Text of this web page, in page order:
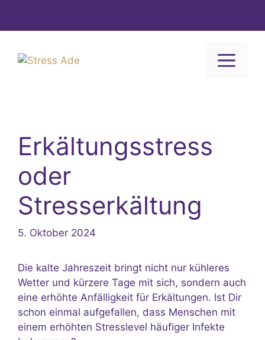
Erkältungsstress
oder
Stresserkältung
5. Oktober 2024
Die kalte Jahreszeit bringt nicht nur kühleres
Wetter und kürzere Tage mit sich, sondern auch
eine erhöhte Anfälligkeit für Erkältungen. Ist Dir
schon einmal aufgefallen, dass Menschen mit
einem erhöhten Stresslevel häufiger Infekte